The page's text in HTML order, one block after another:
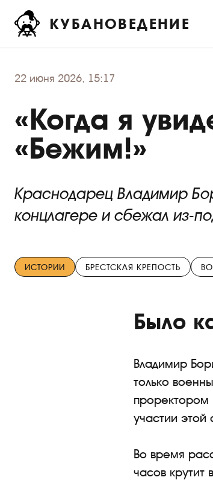
КУБАНОВЕДЕНИЕ
22 июня 2026, 15:17
«Когда я
«Бежим!»
Краснодарец Владимир
концлагере и сбежал из-
ИСТОРИИ БРЕСТСКАЯ КРЕПОСТЬ
Было
Владимир
только
проректором
участии этой
Во время
часов крутит